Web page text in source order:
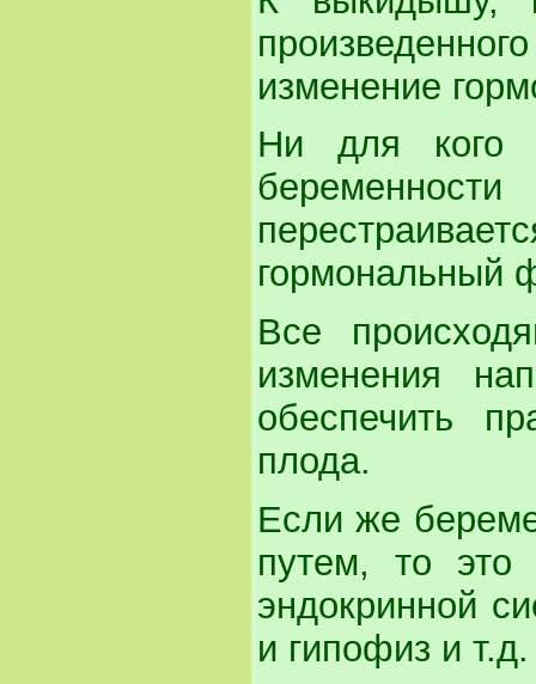
изменение
Ни для кого
гормональный
Все
изменения
обеспечить
плода.
Если же
путем, то
эндокринной
и гипофиз и т.д.